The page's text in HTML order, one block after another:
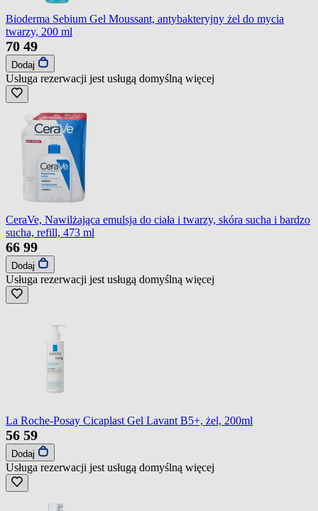
Bioderma Sebium Gel Moussant, antybakteryjny żel do mycia
twarzy, 200 ml
70 49
Dodaj
Usługa rezerwacji jest usługą domyślną więcej
CeraVe, Nawilżająca emulsja do ciała i twarzy, skóra sucha i bardzo
sucha, refill, 473 ml
66 99
Dodaj
Usługa rezerwacji jest usługą domyślną więcej
La Roche-Posay Cicaplast Gel Lavant B5+, żel, 200ml
56 59
Dodaj
Usługa rezerwacji jest usługą domyślną więcej